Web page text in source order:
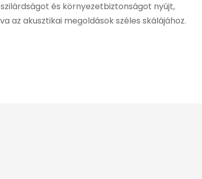
és környezetbiztonságot nyújt,
az akusztikai megoldások széles skálájához.